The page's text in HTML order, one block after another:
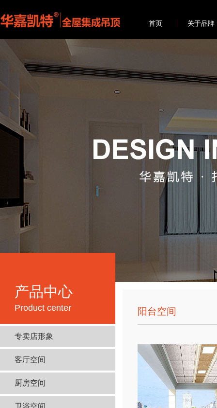
首页 关于品牌
产品中心
Product center
专卖店形象
客厅空间
厨房空间
卫浴空间
阳台空间